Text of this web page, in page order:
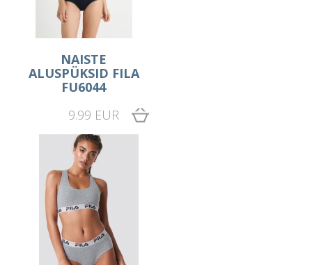
NAISTE
ALUSPÜKSID FILA
FU6044
9.99 EUR